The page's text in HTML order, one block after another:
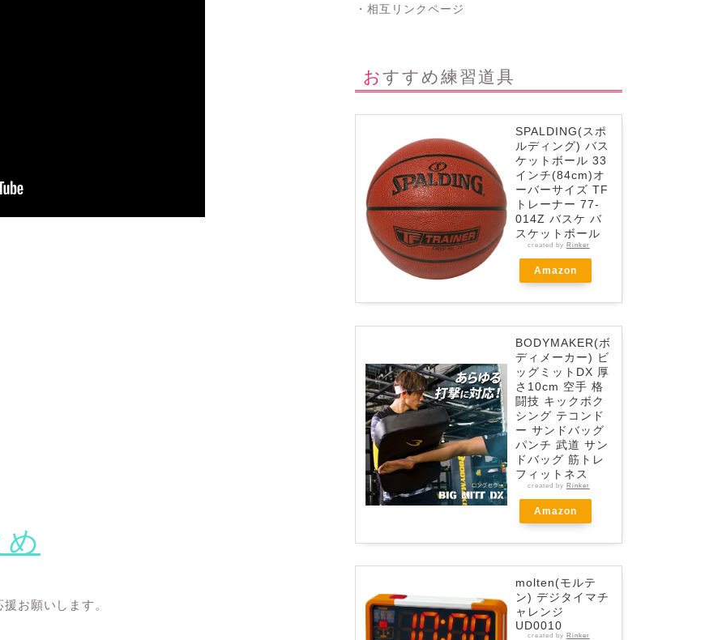
お願いします。
・相互リンクページ
おすすめ練習道具
SPALDING(スポ
ルディング) バス
ケットボール 33
インチ(84cm)オ
ーバーサイズ TF
トレーナー 77-
014Z バスケ バ
スケットボール
created by Rinker
Amazon
BODYMAKER(ボ
ディメーカー) ビ
ッグミットDX 厚
さ10cm 空手 格
闘技 キックボク
シング テコンド
ー サンドバッグ
パンチ 武道 サン
ドバッグ 筋トレ
フィットネス
created by Rinker
Amazon
molten(モルテ
ン) デジタイマチ
ャレンジ
UD0010
created by Rinker